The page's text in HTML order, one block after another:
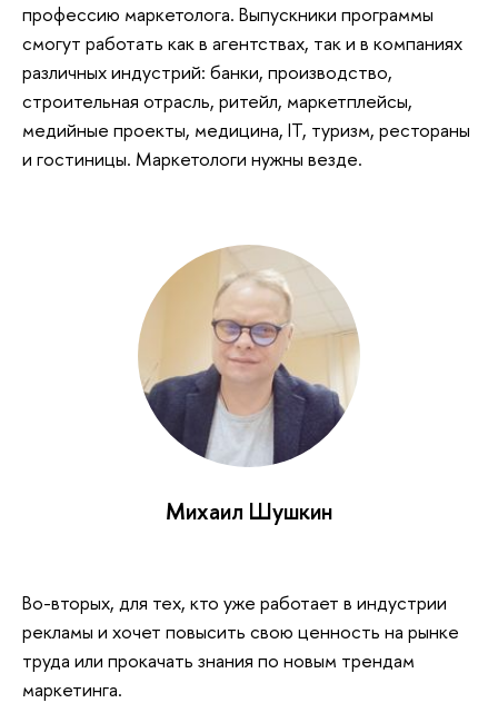
профессию маркетолога. Выпускники программы
смогут работать как в агентствах, так и в компаниях
различных индустрий: банки, производство,
строительная отрасль, ритейл, маркетплейсы,
медийные проекты, медицина, IT, туризм, рестораны
и гостиницы. Маркетологи нужны везде.
Михаил Шушкин
Во-вторых, для тех, кто уже работает в индустрии
рекламы и хочет повысить свою ценность на рынке
труда или прокачать знания по новым трендам
маркетинга.